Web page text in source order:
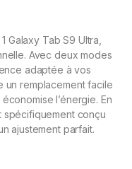
Galaxy Tab S9 Ultra,
Avec deux modes
adaptée à vos
un remplacement facile
l’énergie. En
spécifiquement conçu
ajustement parfait.